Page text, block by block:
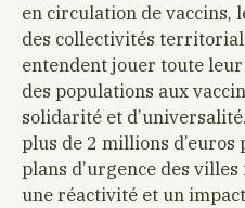
en circulation de vaccins,
des collectivités
entendent jouer toute
des populations aux
solidarité et
plus de 2 millions d’euros
plans d’urgence des
une réactivité et un